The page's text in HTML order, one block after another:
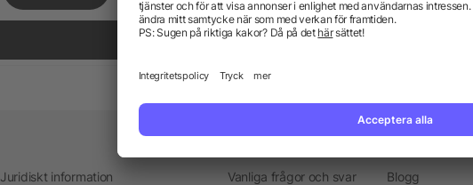
Presenter för medarbetare
Juridiskt information
Information
Vanliga frågor och svar
Blogg